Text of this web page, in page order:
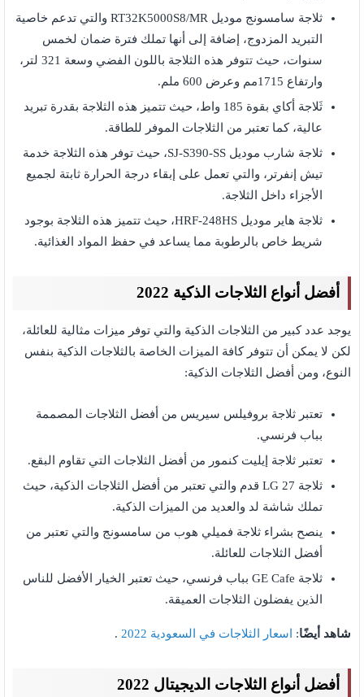
ثلاجة سامسونج موديل RT32K5000S8/MR والتي تدعم خاصية
التبريد المزدوج، إضافة إلى أنها تملك فترة ضمان لخمس
سنوات، حيث تتوفر هذه الثلاجة باللون الفضي وسعة 321 لتر،
وارتفاع 1715مم وعرض 600 ملم.
ثَلاجة أكاي بقوة 185 واط، حيث تتميز هذه الثلاجة بقدرة تبريد
عالية، كما تعتبر من الثلاجات الموفر للطاقة.
ثلاجة شارب موديل SJ-S390-SS، حيث توفر هذه الثلاجة خدمة
تيش إنفرتر، والتي تعمل على إبقاء درجة الحرارة ثابتة لجميع
الأجزاء داخل الثلاجة.
ثلاجة هاير موديل HRF-248HS، حيث تتميز هذه الثلاجة بوجود
شريط خاص بالرطوبة مما يساعد في حفظ المواد الغذائية.
أفضل أنواع الثلاجات الذكية 2022
يوجد عدد كبير من الثلاجات الذكية والتي توفر ميزات مثالية للعائلة،
لكن لا يمكن أن تتوفر كافة الميزات الخاصة بالثلاجات الذكية بنفس
النوع، ومن أفضل الثلاجات الذكية:
تعتبر ثلاجة بروفيلس سيريس من أفضل الثلاجات المصممة
بباب فرنسي.
تعتبر ثلاجة إيليت كنمور من أفضل الثلاجات التي تقاوم البقع.
ثلاجة LG 27 قدم والتي تعتبر من أفضل الثلاجات الذكية، حيث
تملك شاشة لد والعديد من الميزات الذكية.
ينصح بشراء ثلاجة فميلي هوب من سامسونج والتي تعتبر من
أفضل الثلاجات للعائلة.
ثلاجة GE Cafe بباب فرنسي، حيث تعتبر الخيار الأفضل للناس
الذين يفضلون الثلاجات العميقة.
شاهد أيضًا: اسعار الثلاجات في السعودية 2022 .
أفضل أنواع الثلاجات الديجيتال 2022